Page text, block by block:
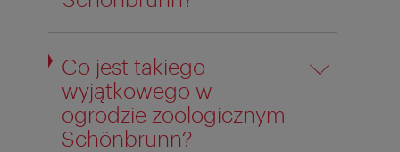
Co jest takiego
wyjątkowego w
ogrodzie zoologicznym
Schönbrunn?